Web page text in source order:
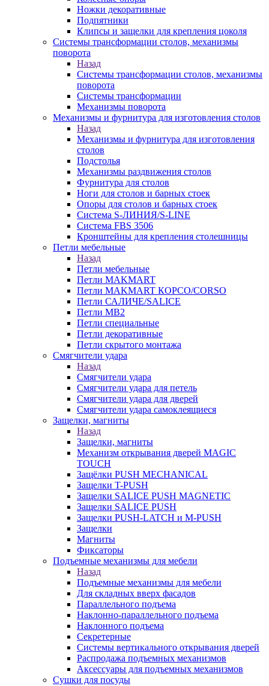
Ножки декоративные
Подпятники
Клипсы и защелки для крепления цоколя
Системы трансформации столов, механизмы
поворота
Назад
Системы трансформации столов, механизмы
поворота
Системы трансформации
Механизмы поворота
Механизмы и фурнитура для изготовления столов
Назад
Механизмы и фурнитура для изготовления
столов
Подстолья
Механизмы раздвижения столов
Фурнитура для столов
Ноги для столов и барных стоек
Опоры для столов и барных стоек
Система S-ЛИНИЯ/S-LINE
Система FBS 3506
Кронштейны для крепления столешницы
Петли мебельные
Назад
Петли мебельные
Петли MAKMART
Петли MAKMART КОРСО/CORSO
Петли САЛИЧЕ/SALICE
Петли MB2
Петли специальные
Петли декоративные
Петли скрытого монтажа
Смягчители удара
Назад
Смягчители удара
Смягчители удара для петель
Смягчители удара для дверей
Cмягчители удара самоклеящиеся
Защелки, магниты
Назад
Защелки, магниты
Механизм открывания дверей MAGIC
TOUCH
Защёлки PUSH MECHANICAL
Защелки T-PUSH
Защелки SALICE PUSH MAGNETIC
Защелки SALICE PUSH
Защелки PUSH-LATCH и M-PUSH
Защелки
Магниты
Фиксаторы
Подъемные механизмы для мебели
Назад
Подъемные механизмы для мебели
Для складных вверх фасадов
Параллельного подъема
Наклонно-параллельного подъема
Наклонного подъема
Секретерные
Системы вертикального открывания дверей
Распродажа подъемных механизмов
Аксессуары для подъемных механизмов
Сушки для посуды